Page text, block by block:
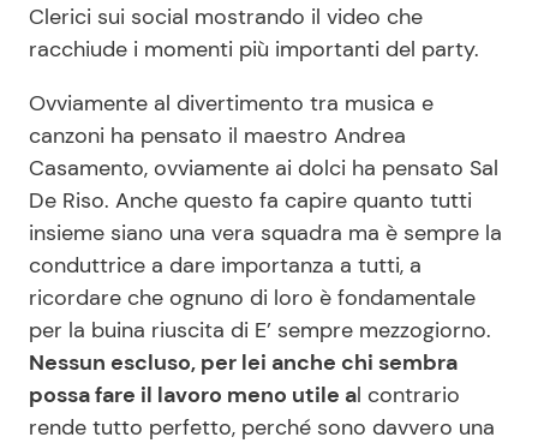
Clerici sui social mostrando il video che
racchiude i momenti più importanti del party.
Ovviamente al divertimento tra musica e
canzoni ha pensato il maestro Andrea
Casamento, ovviamente ai dolci ha pensato Sal
De Riso. Anche questo fa capire quanto tutti
insieme siano una vera squadra ma è sempre la
conduttrice a dare importanza a tutti, a
ricordare che ognuno di loro è fondamentale
per la buina riuscita di E’ sempre mezzogiorno.
Nessun escluso, per lei anche chi sembra
possa fare il lavoro meno utile al contrario
rende tutto perfetto, perché sono davvero una